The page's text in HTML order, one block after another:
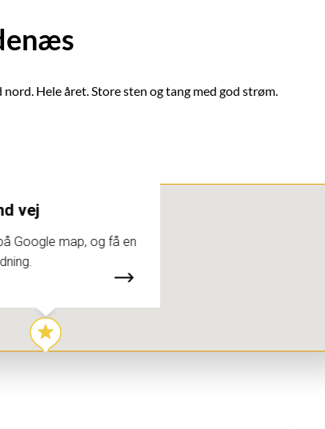
Hele året. Store sten og tang med god strøm.
vej
Google map, og få en